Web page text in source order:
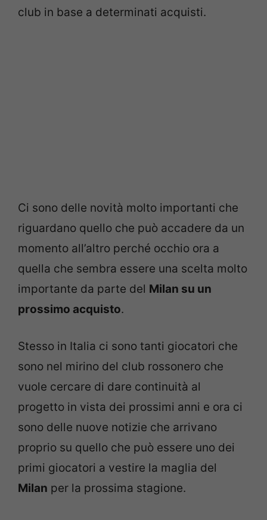
club in base a determinati acquisti.
Ci sono delle novità molto importanti che
riguardano quello che può accadere da un
momento all’altro perché occhio ora a
quella che sembra essere una scelta molto
importante da parte del Milan su un
prossimo acquisto.
Stesso in Italia ci sono tanti giocatori che
sono nel mirino del club rossonero che
vuole cercare di dare continuità al
progetto in vista dei prossimi anni e ora ci
sono delle nuove notizie che arrivano
proprio su quello che può essere uno dei
primi giocatori a vestire la maglia del
Milan per la prossima stagione.